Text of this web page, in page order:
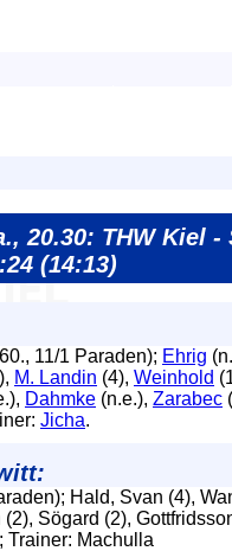
20.30: THW Kiel -
(14:13)
11/1 Paraden); Ehrig
M. Landin (4), Weinhold
Dahmke (n.e.), Zarabec
Jicha.
Hald, Svan (4),
Sögard (2),
Trainer: Machulla